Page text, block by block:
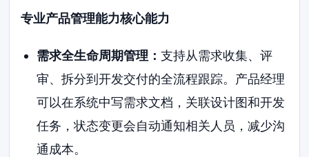
专业产品管理能力核心能力
需求全生命周期管理： 支持从需求收集、评
审、拆分到开发交付的全流程跟踪。产品经理
可以在系统中写需求文档，关联设计图和开发
任务，状态变更会自动通知相关人员，减少沟
通成本。